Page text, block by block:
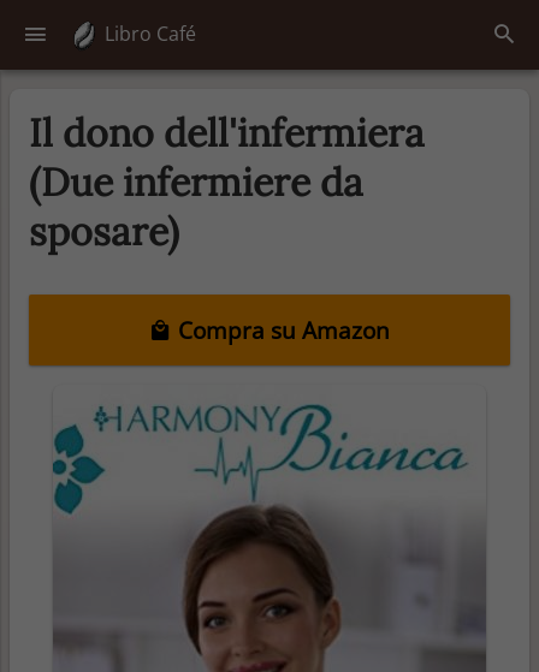
Libro Café
Il dono dell'infermiera
(Due infermiere da
sposare)
Compra su Amazon